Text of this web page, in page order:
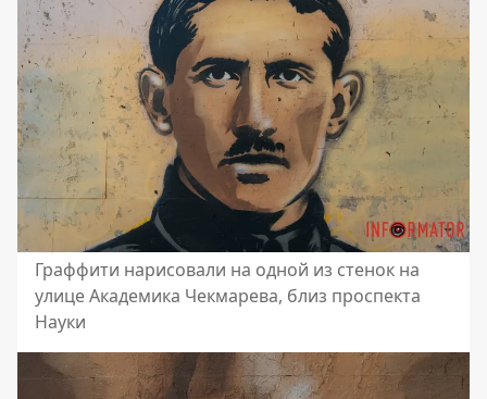
Граффити нарисовали на одной из стенок на
улице Академика Чекмарева, близ проспекта
Науки